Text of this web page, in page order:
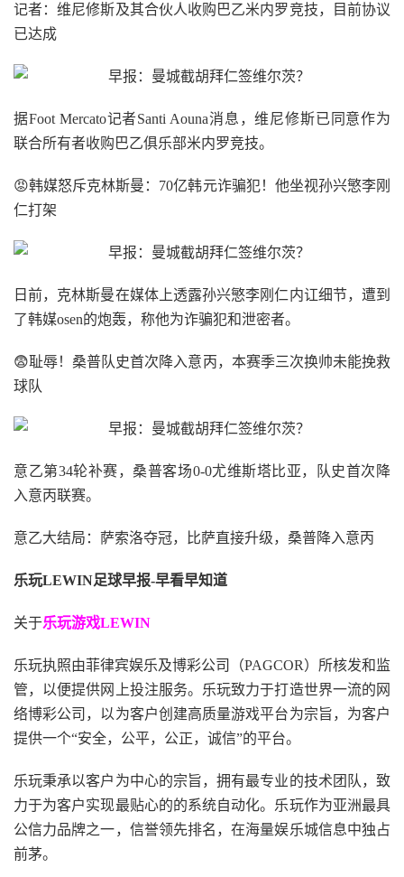
记者：维尼修斯及其合伙人收购巴乙米内罗竞技，目前协议
已达成
据Foot Mercato记者Santi Aouna消息，维尼修斯已同意作为
联合所有者收购巴乙俱乐部米内罗竞技。
😡韩媒怒斥克林斯曼：70亿韩元诈骗犯！他坐视孙兴慜李刚
仁打架
日前，克林斯曼在媒体上透露孙兴慜李刚仁内讧细节，遭到
了韩媒osen的炮轰，称他为诈骗犯和泄密者。
😨耻辱！桑普队史首次降入意丙，本赛季三次换帅未能挽救
球队
意乙第34轮补赛，桑普客场0-0尤维斯塔比亚，队史首次降
入意丙联赛。
意乙大结局：萨索洛夺冠，比萨直接升级，桑普降入意丙
乐玩LEWIN足球早报-早看早知道
关于乐玩游戏LEWIN
乐玩执照由菲律宾娱乐及博彩公司（PAGCOR）所核发和监
管，以便提供网上投注服务。乐玩致力于打造世界一流的网
络博彩公司，以为客户创建高质量游戏平台为宗旨，为客户
提供一个“安全，公平，公正，诚信”的平台。
乐玩秉承以客户为中心的宗旨，拥有最专业的技术团队，致
力于为客户实现最贴心的的系统自动化。乐玩作为亚洲最具
公信力品牌之一，信誉领先排名，在海量娱乐城信息中独占
前茅。